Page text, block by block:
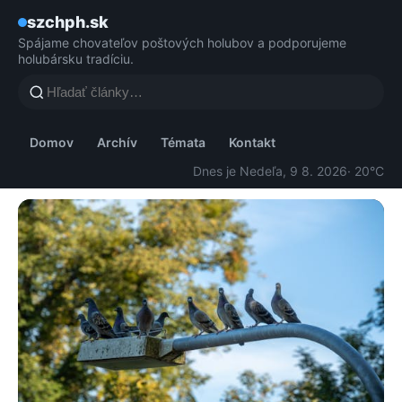
szchph.sk
Spájame chovateľov poštových holubov a podporujeme
holubársku tradíciu.
Domov Archív Témata
Kontakt
Dnes je Nedeľa, 9 8. 2026· 20°C